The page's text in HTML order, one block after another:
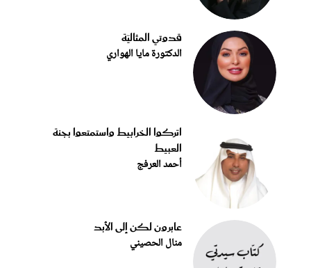
قدوتي المثاليّة
الدكتورة مايا الهواري
اتركوا الخرابيط واستمتعوا بجنة
العبيط
أحمد العرفج
عابرون لكن إلى الأبد
منال الحصيني